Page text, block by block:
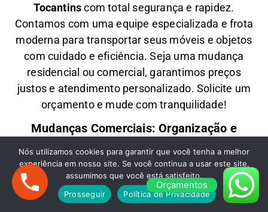
Tocantinscom total segurança e rapidez.
Contamos com uma equipe especializada e frota
moderna para transportar seus móveis e objetos
comcuidado e eficiência. Seja uma mudança
residencial ou comercial , garantimos preços
justos e atendimento personalizado. Solicite um
orçamento e mude com tranquilidade!
Mudanças Comerciais: Organização e
Precisa de umaMudança Comercialde São
Paulo para Tocantins? AKarretocuida de toda a
logística paraescritórios, lojas e empresas,
Orçamentos
Nós utilizamos cookies para garantir que você tenha a melhor
experiência em nosso site. Se você continua a usar este site,
assumimos que você está satisfeito.
Prosseguir
Política de Privacidade